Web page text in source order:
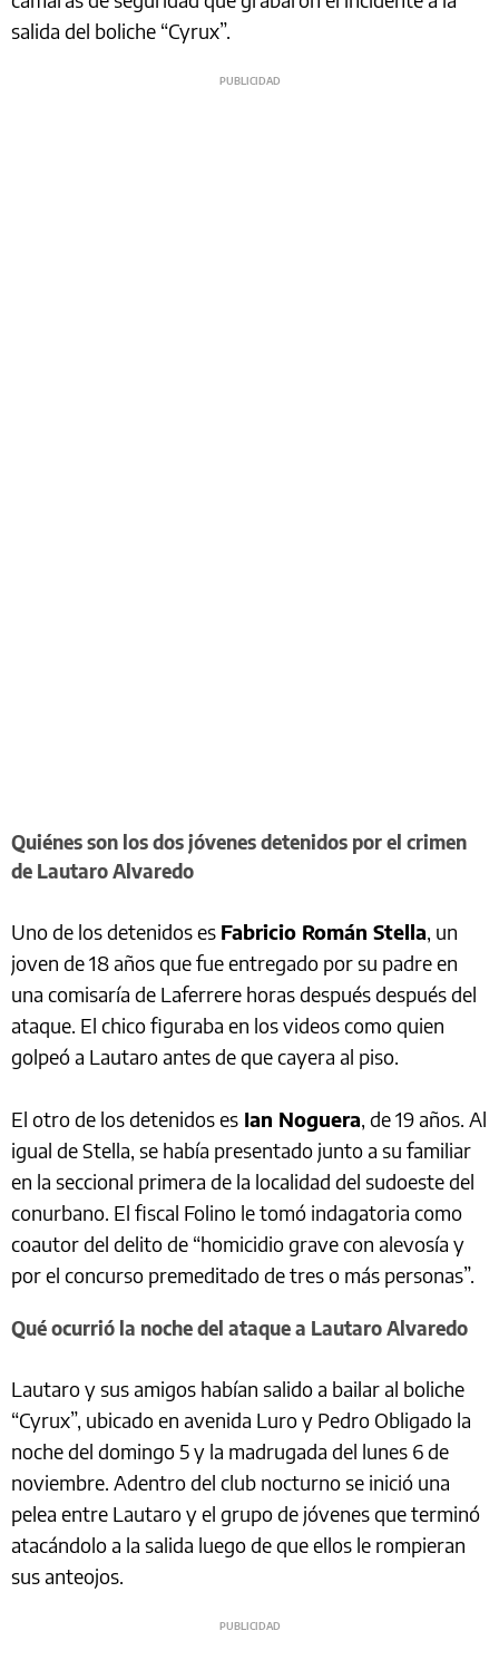
salida del boliche “Cyrux”.
Quiénes son los dos jóvenes detenidos por el crimen
de Lautaro Alvaredo
Uno de los detenidos es Fabricio Román Stella, un
joven de 18 años que fue entregado por su padre en
una comisaría de Laferrere horas después después del
ataque. El chico figuraba en los videos como quien
golpeó a Lautaro antes de que cayera al piso.
El otro de los detenidos es Ian Noguera, de 19 años. Al
igual de Stella, se había presentado junto a su familiar
en la seccional primera de la localidad del sudoeste del
conurbano. El fiscal Folino le tomó indagatoria como
coautor del delito de “homicidio grave con alevosía y
por el concurso premeditado de tres o más personas”.
Qué ocurrió la noche del ataque a Lautaro Alvaredo
Lautaro y sus amigos habían salido a bailar al boliche
“Cyrux”, ubicado en avenida Luro y Pedro Obligado la
noche del domingo 5 y la madrugada del lunes 6 de
noviembre. Adentro del club nocturno se inició una
pelea entre Lautaro y el grupo de jóvenes que terminó
atacándolo a la salida luego de que ellos le rompieran
sus anteojos.